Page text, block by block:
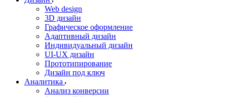
Web design
3D дизайн
Графическое оформление
Адаптивный дизайн
Индивидуальный дизайн
UI‑UX дизайн
Прототипирование
Дизайн под ключ
Аналитика
Анализ конверсии